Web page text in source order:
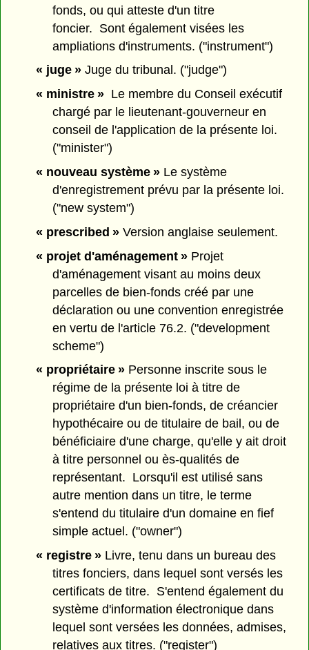
fonds, ou qui atteste d'un titre
foncier. Sont également visées les
ampliations d'instruments. ("instrument")
« juge »Juge du tribunal. ("judge")
« ministre »Le membre du Conseil exécutif
chargé par le lieutenant-gouverneur en
conseil de l'application de la présente loi.
("minister")
« nouveau système »Le système
d'enregistrement prévu par la présente loi.
("new system")
« prescribed »Version anglaise seulement.
« projet d'aménagement »Projet
d'aménagement visant au moins deux
parcelles de bien-fonds créé par une
déclaration ou une convention enregistrée
en vertu de l'article 76.2. ("development
scheme")
« propriétaire »Personne inscrite sous le
régime de la présente loi à titre de
propriétaire d'un bien-fonds, de créancier
hypothécaire ou de titulaire de bail, ou de
bénéficiaire d'une charge, qu'elle y ait droit
à titre personnel ou ès-qualités de
représentant. Lorsqu'il est utilisé sans
autre mention dans un titre, le terme
s'entend du titulaire d'un domaine en fief
simple actuel. ("owner")
« registre »Livre, tenu dans un bureau des
titres fonciers, dans lequel sont versés les
certificats de titre. S'entend également du
système d'information électronique dans
lequel sont versées les données, admises,
relatives aux titres. ("register")